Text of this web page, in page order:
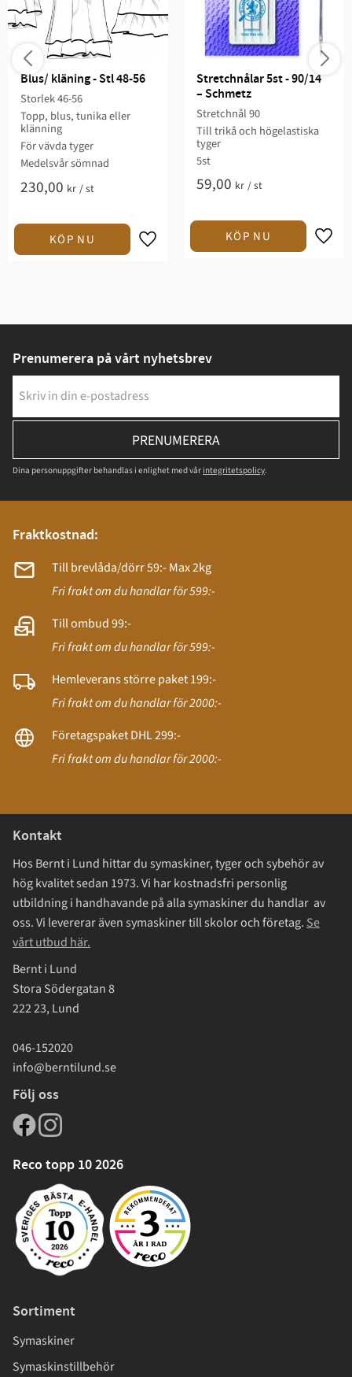
Blus/ kläning - Stl 48-56
Storlek 46-56
Topp, blus, tunika eller
klänning​
För vävda tyger​​
Medelsvår sömnad​​​​
230,00 kr /st
Stretchnålar 5st - 90/14
– Schmetz
Stretchnål 90
Till trikå och högelastiska
tyger
5st
59,00 kr /st
Prenumerera på vårt nyhetsbrev
PRENUMERERA
Dina personuppgifter behandlas i enlighet med vår integritetspolicy.
Fraktkostnad:
Till brevlåda/dörr 59:- Max 2kg
Fri frakt om du handlar för 599:-
Till ombud 99:-
Fri frakt om du handlar för 599:-
Hemleverans större paket 199:-
Fri frakt om du handlar för 2000:-
Företagspaket DHL 299:-
Fri frakt om du handlar för 2000:-
Kontakt
Hos Bernt i Lund hittar du symaskiner, tyger och sybehör av
hög kvalitet sedan 1973. Vi har kostnadsfri personlig
utbildning i handhavande på alla symaskiner du handlar av
oss. Vi levererar även symaskiner till skolor och företag. Se
vårt utbud här.
Bernt i Lund
Stora Södergatan 8
222 23, Lund
046-152020
info@berntilund.se
Följ oss
Reco topp 10 2026
Sortiment
Symaskiner
Symaskinstillbehör